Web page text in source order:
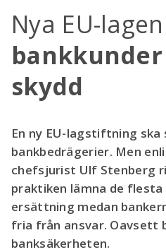
Nya EU-
skydd
En ny EU-lagstiftning
bankbedrägerier. Men
chefsjurist Ulf Stenberg
praktiken lämna de
ersättning medan
fria från ansvar. Oavsett
banksäkerheten.